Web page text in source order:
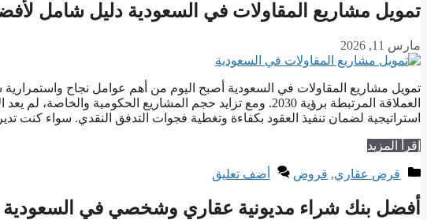
تمويل مشاريع المقاولات في السعودية دليل شامل
مارس 11, 2026
تمويل مشاريع المقاولات في السعودية أصبح اليوم من أهم عوامل نجاح
العملاقة المرتبطة برؤية 2030. ومع تزايد حجم المشاريع الحكومية
استراتيجية لضمان تنفيذ العقود بكفاءة وتغطية فجوات التدفق النقدي. سواء كنت
إقرأ المزيد
التصنيفات
قرض عقاري, قروض أضف تعليق
أفضل بنك شراء مديونية عقاري وشخصي في السعودية